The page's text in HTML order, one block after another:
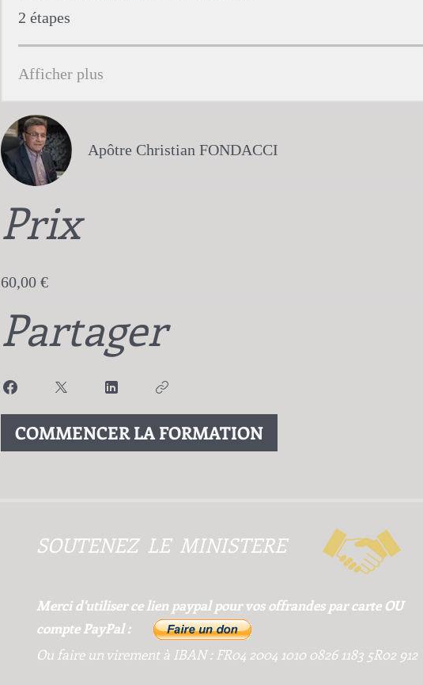
.2 étapes
Afficher plus
Apôtre Christian FONDACCI
Prix
60,00 €
Partager
COMMENCER LA FORMATION
SOUTENEZ LE MINISTERE
Merci d'utiliser ce lien paypal pour vos offrandes par carte OU
compte PayPal :
Ou faire un virement à IBAN : FR04 2004 1010 0826 1183 5R02 912